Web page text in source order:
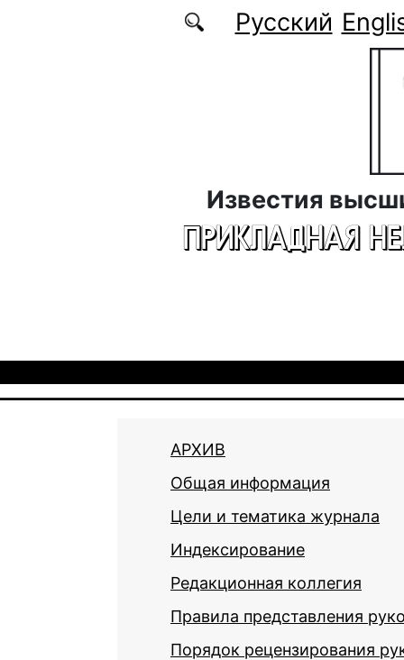
Перейти к основному содержаниюРусский
Известия
ПРИКЛАДНАЯ
АРХИВ
Общая информация
Цели и тематика журнала
Индексирование
Редакционная коллегия
Правила представления
Порядок рецензирования